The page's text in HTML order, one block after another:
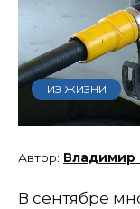
ИЗ ЖИЗНИ
Владимир
В сентябре